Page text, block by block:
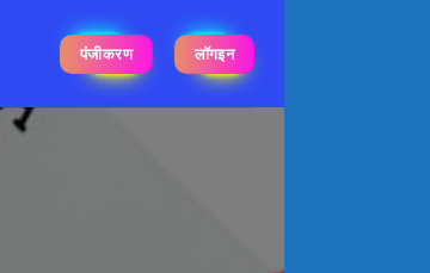
पंजीकरण लॉगइन